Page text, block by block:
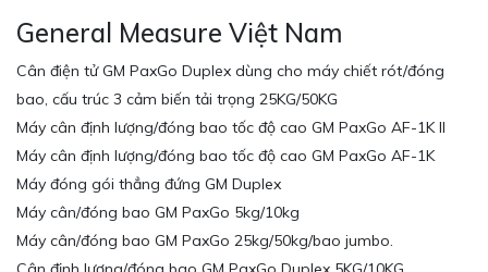
General Measure Việt Nam
Cân điện tử GM PaxGo Duplex dùng cho máy chiết rót/đóng
bao, cấu trúc 3 cảm biến tải trọng 25KG/50KG
Máy cân định lượng/đóng bao tốc độ cao GM PaxGo AF-1K II
Máy cân định lượng/đóng bao tốc độ cao GM PaxGo AF-1K
Máy đóng gói thẳng đứng GM Duplex
Máy cân/đóng bao GM PaxGo 5kg/10kg
Máy cân/đóng bao GM PaxGo 25kg/50kg/bao jumbo.